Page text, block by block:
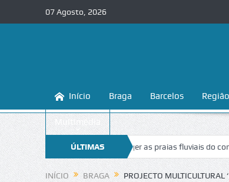
07 Agosto, 2026
Início Braga Barcelos Região
Multimédia
ÚLTIMAS
NOTÍCIAS
ensina a conhecer e proteger as praias fluviais do concelho
INÍCIO BRAGA PROJECTO